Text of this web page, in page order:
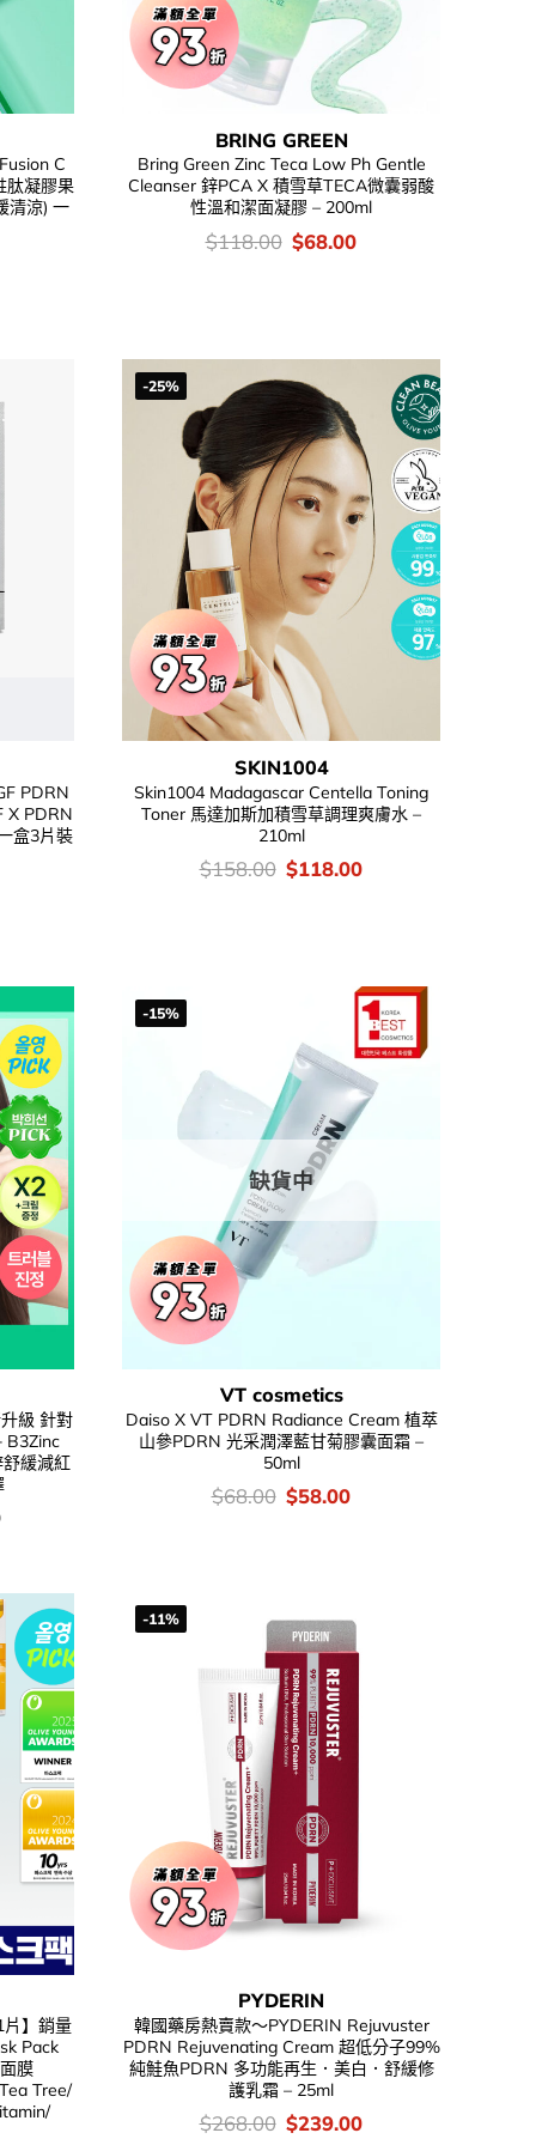
C
肽凝膠果
清涼) 一
BRING GREEN
Bring Green Zinc Teca Low Ph Gentle
Cleanser 鋅PCA X 積雪草TECA微囊弱酸
性溫和潔面凝膠 – 200ml
價
錢：
$118.00 Original
price
$68.00Current
PDRN
X PDRN
盒3片裝
-25%
SKIN1004
Skin1004 Madagascar Centella Toning
Toner 馬達加斯加積雪草調理爽膚水 –
210ml
價
錢：
$158.00 Original
price
$118.00Current
級 針對
B3Zinc
緩減紅
-15%
缺貨中
VT cosmetics
Daiso X VT PDRN Radiance Cream 植萃
山參PDRN 光采潤澤藍甘菊膠囊面霜 –
50ml
價
錢：
$68.00 Original
price
$58.00Current
片】銷量
Pack
膜
Tree/
-11%
PYDERIN
韓國藥房熱賣款～PYDERIN Rejuvuster
PDRN Rejuvenating Cream 超低分子99%
純鮭魚PDRN 多功能再生．美白．舒緩修
護乳霜 – 25ml
價
$268.00 Original
$239.00Current